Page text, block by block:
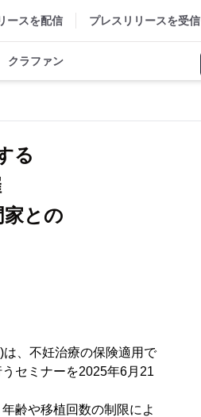
ースを配信 プレスリリースを受信
クラファン
る
との
、不妊治療の保険適用で
セミナーを2025年6月21
齢や移植回数の制限によ